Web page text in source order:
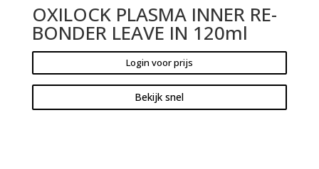
OXILOCK PLASMA INNER RE-
BONDER LEAVE IN 120ml
Login voor prijs
Bekijk snel